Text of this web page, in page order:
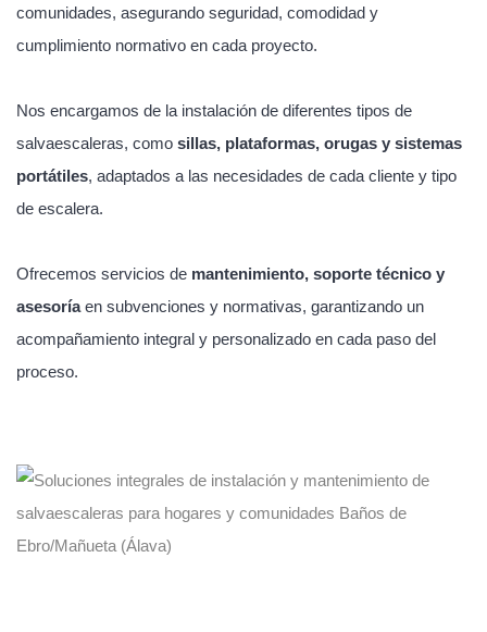
comunidades, asegurando seguridad, comodidad y
cumplimiento normativo en cada proyecto.
Nos encargamos de la instalación de diferentes tipos de
salvaescaleras, como sillas, plataformas, orugas y sistemas
portátiles, adaptados a las necesidades de cada cliente y tipo
de escalera.
Ofrecemos servicios de mantenimiento, soporte técnico y
asesoríaen subvenciones y normativas, garantizando un
acompañamiento integral y personalizado en cada paso del
proceso.